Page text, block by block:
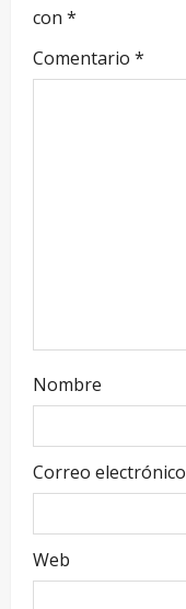
con *
Comentario *
Nombre
Correo electrónico
Web